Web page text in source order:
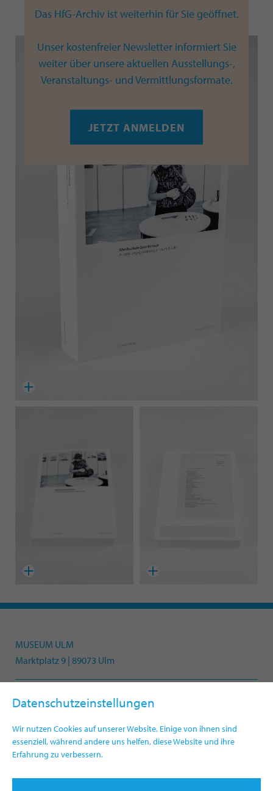
Datenschutzeinstellungen
Wir nutzen Cookies auf unserer Website. Einige von ihnen sind
essenziell, während andere uns helfen, diese Website und ihre
Erfahrung zu verbessern.
MUSEUM ULM
Marktplatz 9 | 89073 Ulm
Telefon +49(0)731 161-4330
www.museumulm.de
Newsletter
Das HfG-Archiv ist weiterhin für Sie geöffnet.
Unser kostenfreier Newsletter informiert Sie
weiter über unsere aktuellen Ausstellungs-,
Veranstaltungs- und Vermittlungsformate.
JETZT ANMELDEN